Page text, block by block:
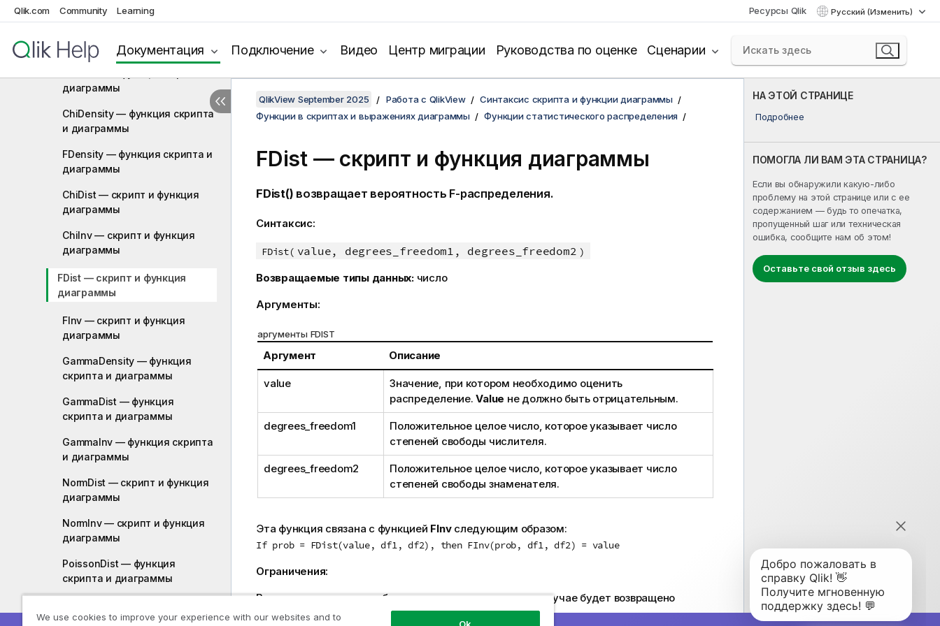
Qlik.com Community Learning Ресурсы Qlik Русский (Изменить)
Документация Подключение Видео Центр миграции Руководства по оценке Сценарии
и диаграммы
скриптa и диаграммы
диаграммы
ChiDensity — функция скриптa
и диаграммы
FDensity — функция скриптa и
диаграммы
ChiDist — скрипт и функция
диаграммы
ChiInv — скрипт и функция
диаграммы
FDist — скрипт и функция
диаграммы
FInv — скрипт и функция
диаграммы
GammaDensity — функция
скриптa и диаграммы
GammaDist — функция
скриптa и диаграммы
GammaInv — функция скриптa
и диаграммы
NormDist — скрипт и функция
диаграммы
NormInv — скрипт и функция
диаграммы
PoissonDist — функция
скриптa и диаграммы
скриптa и диаграммы
НА ЭТОЙ СТРАНИЦЕ
Подробнее
ПОМОГЛА ЛИ ВАМ ЭТА СТРАНИЦА?
Если вы обнаружили какую-либо
проблему на этой странице или с ее
содержанием — будь то опечатка,
пропущенный шаг или техническая
ошибка, сообщите нам об этом!
Оставьте свой отзыв здесь
QlikView September 2025 Работа с QlikView
Синтаксис скрипта и функции диаграммы
Функции в скриптах и выражениях диаграммы
Функции статистического распределения
FDist — скрипт и функция диаграммы
FDist() возвращает вероятность F-распределения.
Синтаксис:
FDist( value, degrees_freedom1, degrees_freedom2 )
Возвращаемые типы данных: число
Аргументы:
аргументы FDIST
Аргумент Описание
value
Значение, при котором необходимо оценить
распределение.Value не должно быть отрицательным.
degrees_freedom1
Положительное целое число, которое указывает число
степеней свободы числителя.
degrees_freedom2
Положительное целое число, которое указывает число
степеней свободы знаменателя.
Эта функция связана с функцией FInvследующим образом:
If prob = FDist(value, df1, df2), then FInv(prob, df1, df2) = value
Ограничения:
Все аргументы должны быть числовыми, в противном случае будет возвращено
значениеNULL .
We use cookies to improve your experience with our websites and to